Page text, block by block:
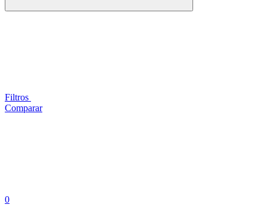
Filtros
Comparar
0